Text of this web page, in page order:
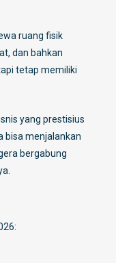
ruang fisik
dan bahkan
tetap memiliki
yang prestisius
bisa menjalankan
bergabung